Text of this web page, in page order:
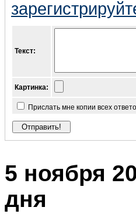
Текст:
Картинка:
Прислать мне копии всех
5 ноября
дня